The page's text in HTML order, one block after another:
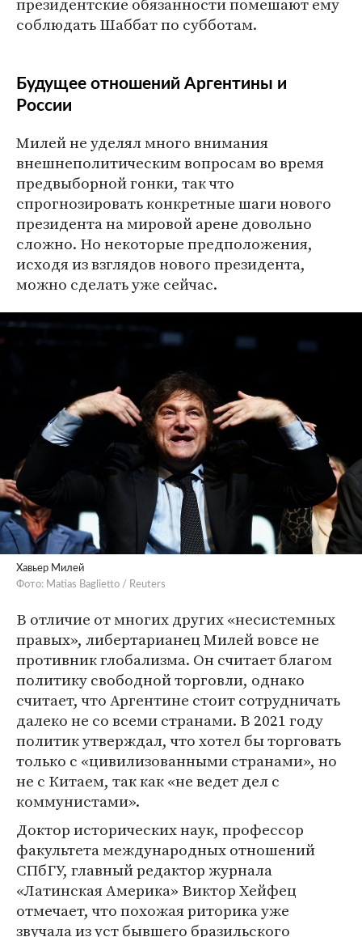
соблюдать Шаббат по субботам.
Будущее отношений Аргентины и
России
Милей не уделял много внимания
внешнеполитическим вопросам во время
предвыборной гонки, так что
спрогнозировать конкретные шаги нового
президента на мировой арене довольно
сложно. Но некоторые предположения,
исходя из взглядов нового президента,
можно сделать уже сейчас.
Хавьер Милей
Фото: Matias Baglietto / Reuters
В отличие от многих других «несистемных
правых», либертарианец Милей вовсе не
противник глобализма. Он считает благом
политику свободной торговли, однако
считает, что Аргентине стоит сотрудничать
далеко не со всеми странами. В 2021 году
политик утверждал, что хотел бы торговать
только с «цивилизованными странами», но
не с Китаем, так как «не ведет дел с
коммунистами».
Доктор исторических наук, профессор
факультета международных отношений
СПбГУ, главный редактор журнала
«Латинская Америка» Виктор Хейфец
отмечает, что похожая риторика уже
звучала из уст бывшего бразильского